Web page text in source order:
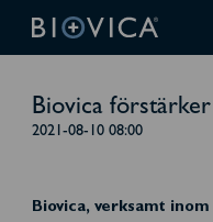
Biovica
2021-08-10 08:00
Biovica, verksamt